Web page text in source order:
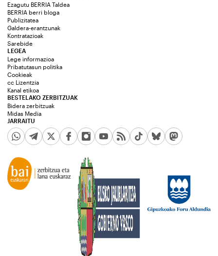
Ezagutu BERRIA Taldea
BERRIA berri bloga
Publizitatea
Galdera-erantzunak
Kontratazioak
Sarebide
JARRAITU
LEGEA
Lege informazioa
Pribatutasun politika
Cookieak
cc Lizentzia
Kanal etikoa
BESTELAKO ZERBITZUAK
Bidera zerbitzuak
Midas Media